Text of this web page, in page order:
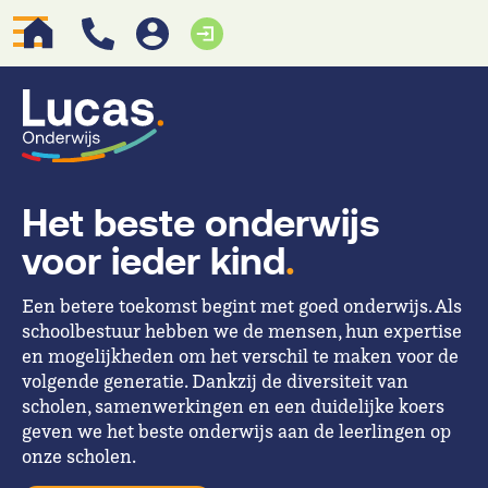
Het beste onderwijs
voor ieder kind.
Een betere toekomst begint met goed onderwijs. Als
schoolbestuur hebben we de mensen, hun expertise
en mogelijkheden om het verschil te maken voor de
volgende generatie. Dankzij de diversiteit van
scholen, samenwerkingen en een duidelijke koers
geven we het beste onderwijs aan de leerlingen op
onze scholen.